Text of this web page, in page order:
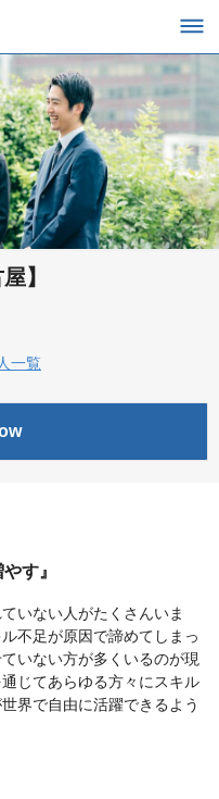
】
一覧
す』
いない人がたくさんいま
不足が原因で諦めてしまっ
いない方が多くいるのが現
じてあらゆる方々にスキル
界で自由に活躍できるよう